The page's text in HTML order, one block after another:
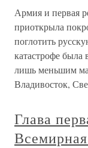
Армия и первая
приоткрыла
поглотить
катастрофе была
лишь меньшим
Владивосток,
Глава